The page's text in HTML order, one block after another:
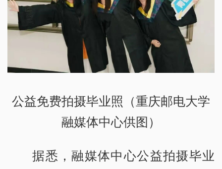
公益免费拍摄毕业照（重庆邮电大学
融媒体中心供图）
据悉，融媒体中心公益拍摄毕业